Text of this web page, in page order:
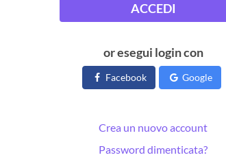
ACCEDI
or esegui login con
Facebook Google
Crea un nuovo account
Password dimenticata?